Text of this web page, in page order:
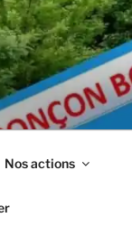
Nos actions